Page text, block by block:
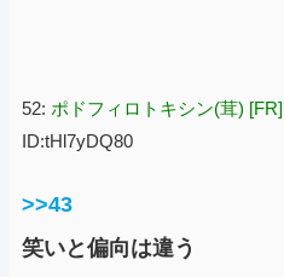
52: ポドフィロトキシン(茸) [FR]
ID:tHl7yDQ80
>>43
笑いと偏向は違う